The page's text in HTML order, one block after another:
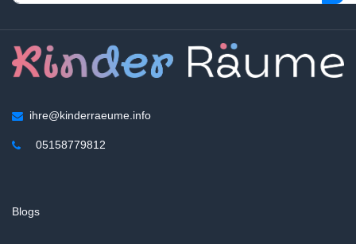
ihre@kinderraeume.info
05158779812
Blogs